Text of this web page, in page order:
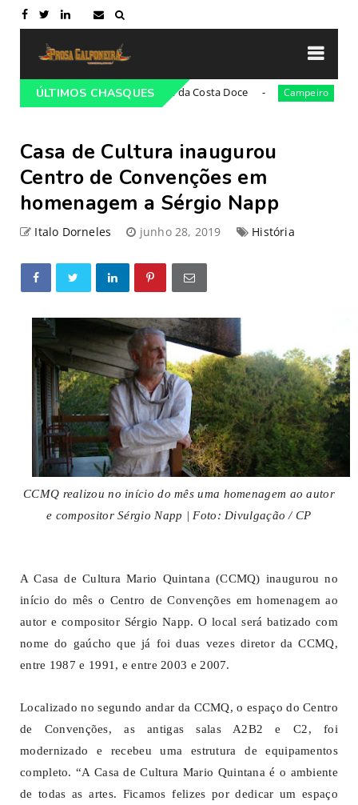
ÚLTIMOS CHASQUES
21ª Cavalgada Cultural da Costa Doce Campeiro 36ª
Casa de Cultura inaugurou
Centro de Convenções em
homenagem a Sérgio Napp
Italo Dorneles junho 28, 2019 História
CCMQ realizou no início do mês uma homenagem ao autor
e compositor Sérgio Napp | Foto: Divulgação / CP
A Casa de Cultura Mario Quintana (CCMQ) inaugurou no
início do mês o Centro de Convenções em homenagem ao
autor e compositor Sérgio Napp. O local será batizado com
nome do gaúcho que já foi duas vezes diretor da CCMQ,
entre 1987 e 1991, e entre 2003 e 2007.
Localizado no segundo andar da CCMQ, o espaço do Centro
de Convenções, as antigas salas A2B2 e C2, foi
modernizado e recebeu uma estrutura de equipamentos
completo. “A Casa de Cultura Mario Quintana é o ambiente
de todas as artes. Ficamos felizes por dedicar um espaço